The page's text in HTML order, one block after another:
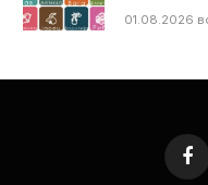
01.08.2026